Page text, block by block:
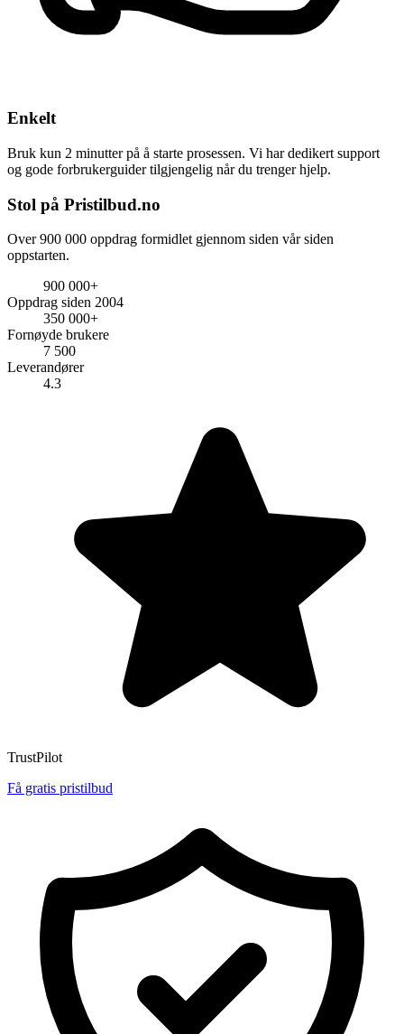
Enkelt
Bruk kun 2 minutter på å starte prosessen. Vi har dedikert support
og gode forbrukerguider tilgjengelig når du trenger hjelp.
Stol på Pristilbud.no
Over 900 000 oppdrag formidlet gjennom siden vår siden
oppstarten.
900 000+
Oppdrag siden 2004
350 000+
Fornøyde brukere
7 500
Leverandører
4.3
TrustPilot
Få gratis pristilbud